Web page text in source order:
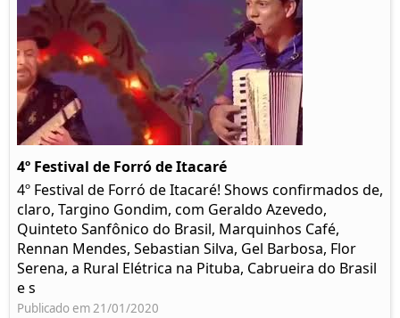
4º Festival de Forró de Itacaré
4º Festival de Forró de Itacaré! Shows confirmados de,
claro, Targino Gondim, com Geraldo Azevedo,
Quinteto Sanfônico do Brasil, Marquinhos Café,
Rennan Mendes, Sebastian Silva, Gel Barbosa, Flor
Serena, a Rural Elétrica na Pituba, Cabrueira do Brasil
e s
Publicado em 21/01/2020